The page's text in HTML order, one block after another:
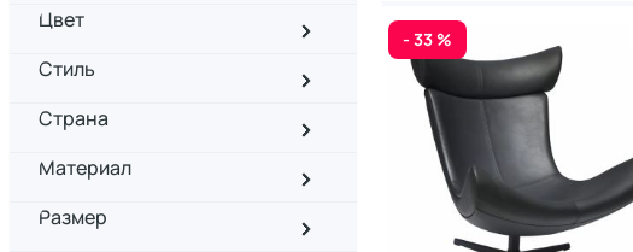
Цвет
Стиль
Страна
Материал
Размер
- 33 %